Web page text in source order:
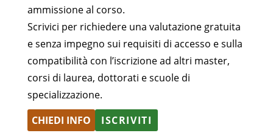
ammissione al corso.
Scrivici per richiedere una valutazione gratuita
e senza impegno sui requisiti di accesso e sulla
compatibilità con l’iscrizione ad altri master,
corsi di laurea, dottorati e scuole di
specializzazione.
CHIEDI INFO
ISCRIVITI